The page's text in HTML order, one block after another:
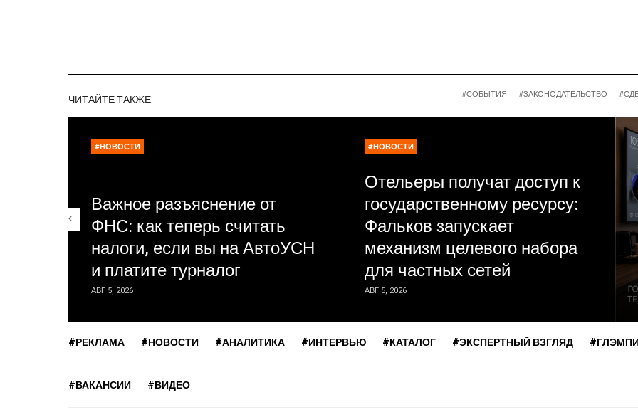
ЧИТАЙТЕ ТАКЖЕ: #СОБЫТИЯ #ЗАКОНОДАТЕЛЬСТВО
#НОВОСТИ
Важное разъяснение от
ФНС: как теперь считать
налоги, если вы на АвтоУСН
и платите турналог
АВГ 5, 2026
#НОВОСТИ
Отельеры получат доступ к
государственному ресурсу:
Фальков запускает
механизм целевого набора
для частных сетей
АВГ 5, 2026
#РЕКЛАМА #НОВОСТИ #АНАЛИТИКА #ИНТЕРВЬЮ #КАТАЛОГ #ЭКСПЕРТНЫЙ ВЗГЛЯД
#ВАКАНСИИ #ВИДЕО